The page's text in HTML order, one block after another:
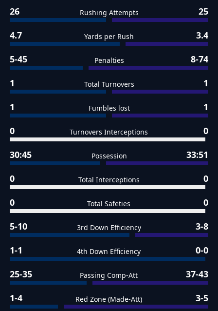
26 Rushing Attempts 25
4.7 Yards per Rush 3.4
5-45 Penalties 8-74
1 Total Turnovers 1
1 Fumbles lost 1
0 Turnovers Interceptions 0
30:45 Possession 33:51
0 Total Interceptions 0
0 Total Safeties 0
5-10 3rd Down Efficiency 3-8
1-1 4th Down Efficiency 0-0
25-35 Passing Comp-Att 37-43
1-4 Red Zone (Made-Att) 3-5